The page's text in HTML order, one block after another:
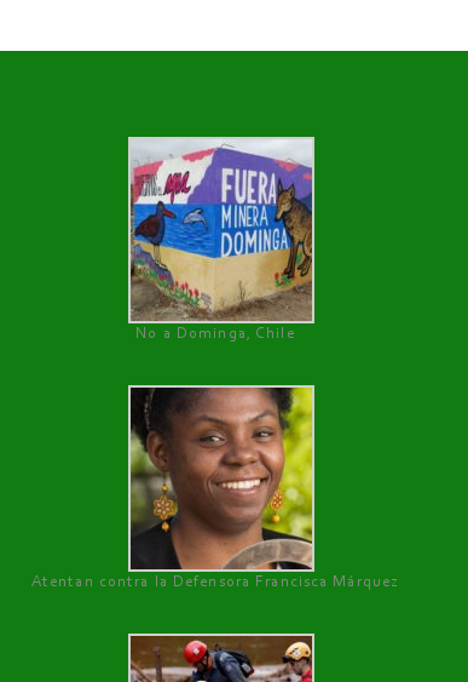
No a Dominga, Chile
Atentan contra la Defensora Francisca Márquez